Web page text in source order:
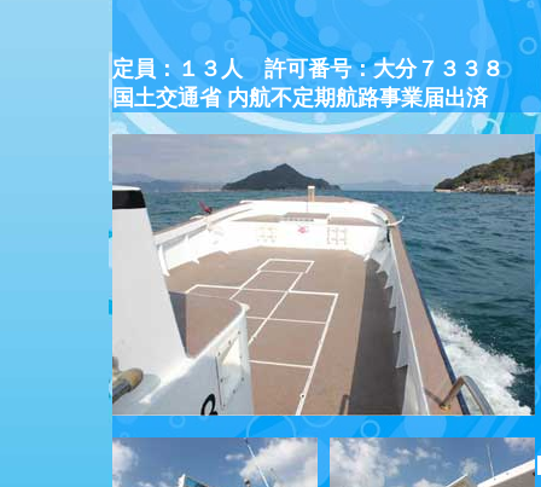
定員：１３人 許可番号：大分７３３８
国土交通省 内航不定期航路事業届出済